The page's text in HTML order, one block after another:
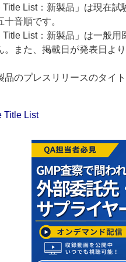
List：新製品」は現在試
十音順です。
Title List：新製品」は一般
。また、掲載日が発表日よ
品のプレスリリースのタイ
Title List